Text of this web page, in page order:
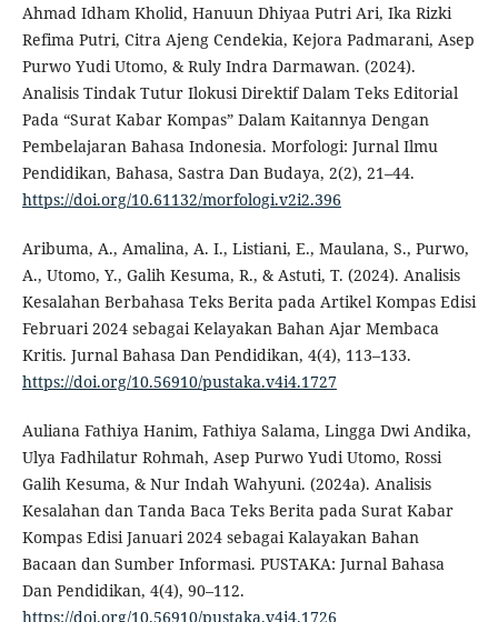
Ahmad Idham Kholid, Hanuun Dhiyaa Putri Ari, Ika Rizki
Refima Putri, Citra Ajeng Cendekia, Kejora Padmarani, Asep
Purwo Yudi Utomo, & Ruly Indra Darmawan. (2024).
Analisis Tindak Tutur Ilokusi Direktif Dalam Teks Editorial
Pada “Surat Kabar Kompas” Dalam Kaitannya Dengan
Pembelajaran Bahasa Indonesia. Morfologi: Jurnal Ilmu
Pendidikan, Bahasa, Sastra Dan Budaya, 2(2), 21–44.
https://doi.org/10.61132/morfologi.v2i2.396
Aribuma, A., Amalina, A. I., Listiani, E., Maulana, S., Purwo,
A., Utomo, Y., Galih Kesuma, R., & Astuti, T. (2024). Analisis
Kesalahan Berbahasa Teks Berita pada Artikel Kompas Edisi
Februari 2024 sebagai Kelayakan Bahan Ajar Membaca
Kritis. Jurnal Bahasa Dan Pendidikan, 4(4), 113–133.
https://doi.org/10.56910/pustaka.v4i4.1727
Auliana Fathiya Hanim, Fathiya Salama, Lingga Dwi Andika,
Ulya Fadhilatur Rohmah, Asep Purwo Yudi Utomo, Rossi
Galih Kesuma, & Nur Indah Wahyuni. (2024a). Analisis
Kesalahan dan Tanda Baca Teks Berita pada Surat Kabar
Kompas Edisi Januari 2024 sebagai Kalayakan Bahan
Bacaan dan Sumber Informasi. PUSTAKA: Jurnal Bahasa
Dan Pendidikan, 4(4), 90–112.
https://doi.org/10.56910/pustaka.v4i4.1726